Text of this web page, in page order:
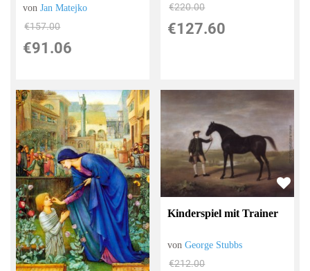
vonJan Matejko
€157.00
€91.06
€220.00
€127.60
Kinderspiel mit Trainer
vonGeorge Stubbs
€212.00